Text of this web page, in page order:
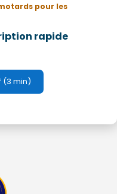
pour les
rapide
(3 min)